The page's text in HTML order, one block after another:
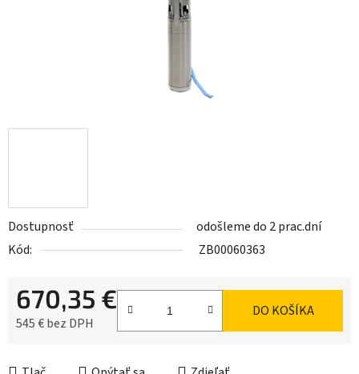
Dostupnosť
odošleme do 2 prac.dní
Kód:
ZB00060363
670,35 €
545 € bez DPH
DO KOŠÍKA